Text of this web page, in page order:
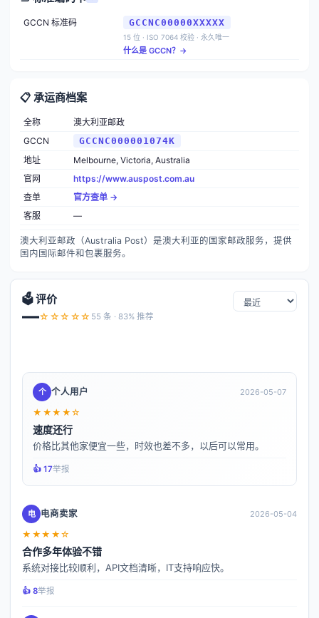
GCCN 标准码 GCCNC00000XXXXX
15 位 · ISO 7064 校验 · 永久唯一
什么是 GCCN？→
📋 承运商档案
全称
澳大利亚邮政
GCCN
GCCNC000001074K
地址
Melbourne, Victoria, Australia
官网
https://www.auspost.com.au
查单
官方查单 →
客服
—
澳大利亚邮政（Australia Post）是澳大利亚的国家邮政服务，提供
国内国际邮件和包裹服务。
🗳️ 评价
—☆☆☆☆☆ 55 条 · 83% 推荐
个 个人用户 2026-05-07
★★★★☆
速度还行
价格比其他家便宜一些，时效也差不多，以后可以常用。
👍️ 17举报
电 电商卖家 2026-05-04
★★★★☆
合作多年体验不错
系统对接比较顺利，API文档清晰，IT支持响应快。
👍️ 8举报